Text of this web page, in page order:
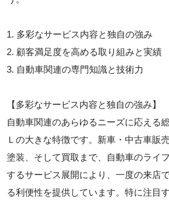
1. 多彩なサービス内容と独自の強み
2. 顧客満足度を高める取り組みと実績
3. 自動車関連の専門知識と技術力
【多彩なサービス内容と独自の強み】
自動車関連のあらゆるニーズに応える
Ｌの大きな特徴です。新車・中古車販
塗装、そして買取まで、自動車のライ
するサービス展開により、一度の来店
る利便性を提供しています。特に注目